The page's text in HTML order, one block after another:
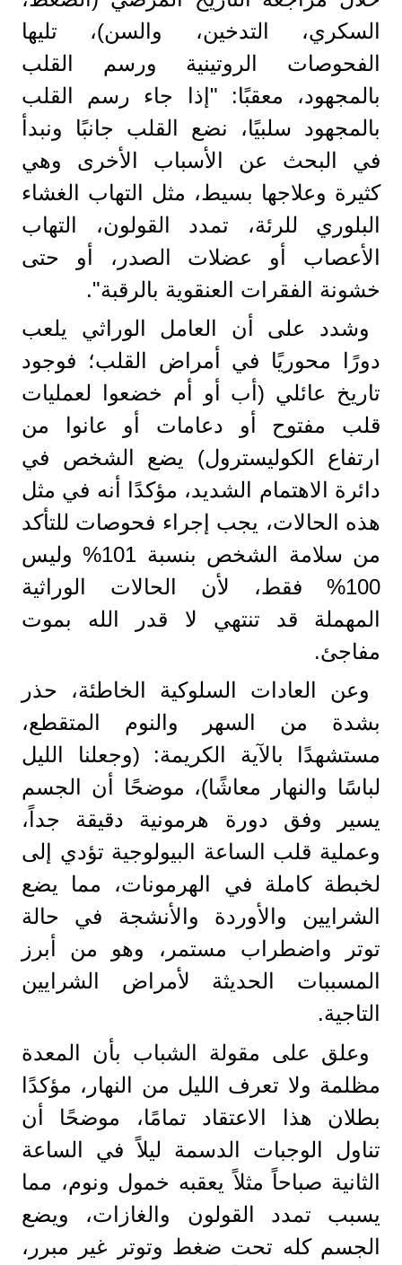
السكري، التدخين، والسن)، تليها
الفحوصات الروتينية ورسم القلب
بالمجهود، معقبًا: "إذا جاء رسم القلب
بالمجهود سلبيًا، نضع القلب جانبًا ونبدأ
في البحث عن الأسباب الأخرى وهي
كثيرة وعلاجها بسيط، مثل التهاب الغشاء
البلوري للرئة، تمدد القولون، التهاب
الأعصاب أو عضلات الصدر، أو حتى
خشونة الفقرات العنقوية بالرقبة".
وشدد على أن العامل الوراثي يلعب
دورًا محوريًا في أمراض القلب؛ فوجود
تاريخ عائلي (أب أو أم خضعوا لعمليات
قلب مفتوح أو دعامات أو عانوا من
ارتفاع الكوليسترول) يضع الشخص في
دائرة الاهتمام الشديد، مؤكدًا أنه في مثل
هذه الحالات، يجب إجراء فحوصات للتأكد
من سلامة الشخص بنسبة 101% وليس
100% فقط، لأن الحالات الوراثية
المهملة قد تنتهي لا قدر الله بموت
مفاجئ.
وعن العادات السلوكية الخاطئة، حذر
بشدة من السهر والنوم المتقطع،
مستشهدًا بالآية الكريمة: (وجعلنا الليل
لباسًا والنهار معاشًا)، موضحًا أن الجسم
يسير وفق دورة هرمونية دقيقة جداً،
وعملية قلب الساعة البيولوجية تؤدي إلى
لخبطة كاملة في الهرمونات، مما يضع
الشرايين والأوردة والأنشجة في حالة
توتر واضطراب مستمر، وهو من أبرز
المسببات الحديثة لأمراض الشرايين
التاجية.
وعلق على مقولة الشباب بأن المعدة
مظلمة ولا تعرف الليل من النهار، مؤكدًا
بطلان هذا الاعتقاد تمامًا، موضحًا أن
تناول الوجبات الدسمة ليلاً في الساعة
الثانية صباحاً مثلاً يعقبه خمول ونوم، مما
يسبب تمدد القولون والغازات، ويضع
الجسم كله تحت ضغط وتوتر غير مبرر،